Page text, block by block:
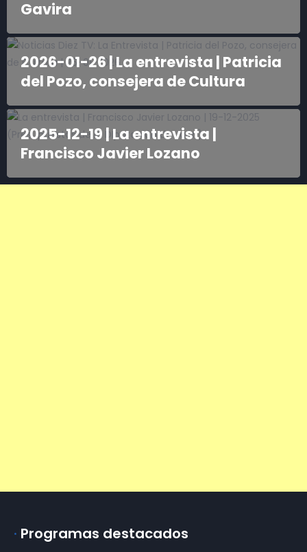
Gavira
2026-01-26 | La entrevista | Patricia
del Pozo, consejera de Cultura
2025-12-19 | La entrevista |
Francisco Javier Lozano
· Programas destacados